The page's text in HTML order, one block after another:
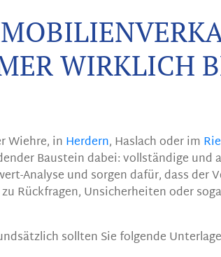
WIRKLICH
Wiehre, in Herdern, Haslach oder im
Baustein dabei: vollständige und
Analyse und sorgen dafür, dass der
Rückfragen, Unsicherheiten oder
sollten Sie folgende